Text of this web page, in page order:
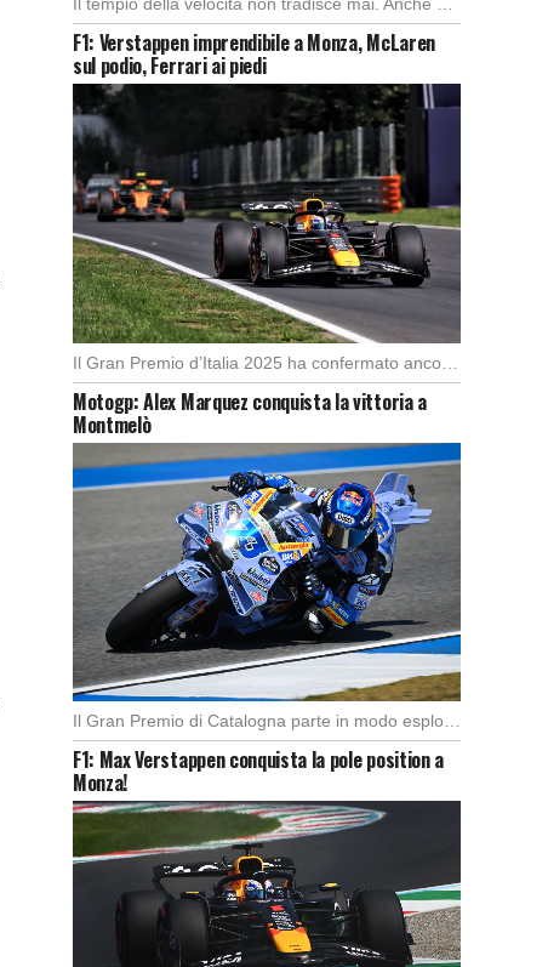
Il tempio della velocità non tradisce mai. Anche quest’anno il Gran Premio d’Italia ha offerto […]
F1: Verstappen imprendibile a Monza, McLaren
sul podio, Ferrari ai piedi
Motogp: Alex Marquez conquista la vittoria a
Montmelò
Il Gran Premio di Catalogna parte in modo esplosivo con un’ottima partenza di Alex Marquez, […]
F1: Max Verstappen conquista la pole position a
Monza!